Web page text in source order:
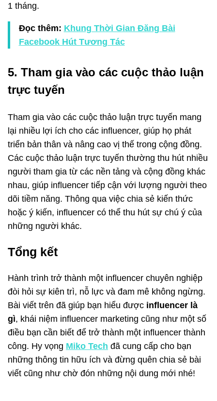
1 tháng.
Đọc thêm: Khung Thời Gian Đăng Bài
Facebook Hút Tương Tác
5. Tham gia vào các cuộc thảo luận
trực tuyến
Tham gia vào các cuộc thảo luận trực tuyến mang
lại nhiều lợi ích cho các influencer, giúp họ phát
triển bản thân và nâng cao vị thế trong cộng đồng.
Các cuộc thảo luận trực tuyến thường thu hút nhiều
người tham gia từ các nền tảng và cộng đồng khác
nhau, giúp influencer tiếp cận với lượng người theo
dõi tiềm năng. Thông qua việc chia sẻ kiến thức
hoặc ý kiến, influencer có thể thu hút sự chú ý của
những người khác.
Tổng kết
Hành trình trở thành một influencer chuyên nghiệp
đòi hỏi sự kiên trì, nỗ lực và đam mê không ngừng.
Bài viết trên đã giúp bạn hiểu được influencer là
gì, khái niệm influencer marketing cũng như một số
điều bạn cần biết để trở thành một influencer thành
công. Hy vọng Miko Tech đã cung cấp cho bạn
những thông tin hữu ích và đừng quên chia sẻ bài
viết cũng như chờ đón những nội dung mới nhé!